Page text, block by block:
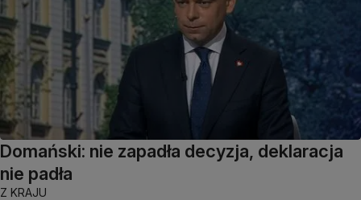
Domański: nie zapadła decyzja, deklaracja
nie padła
Z KRAJU